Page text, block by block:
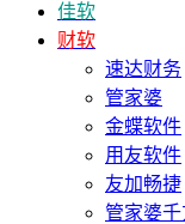
佳软
财软
速达财务
管家婆
金蝶软件
用友软件
友加畅捷
管家婆千